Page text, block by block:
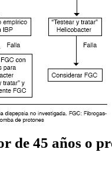
de 45 años o